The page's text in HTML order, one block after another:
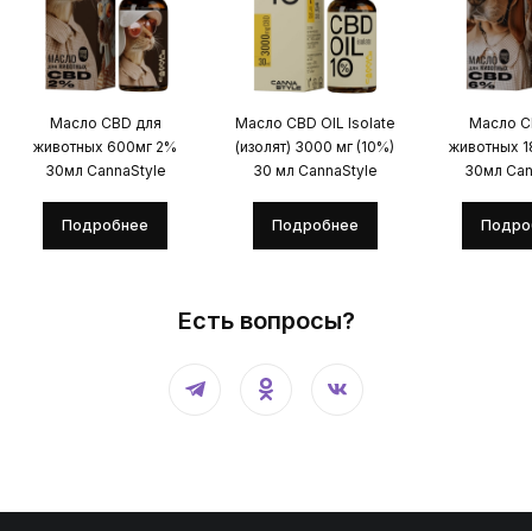
Масло CBD для
животных 600мг 2%
30мл CannaStyle
Подробнее
Масло CBD OIL Isolate
(изолят) 3000 мг (10%)
30 мл CannaStyle
Подробнее
Масло
животных
30мл
Есть вопросы?